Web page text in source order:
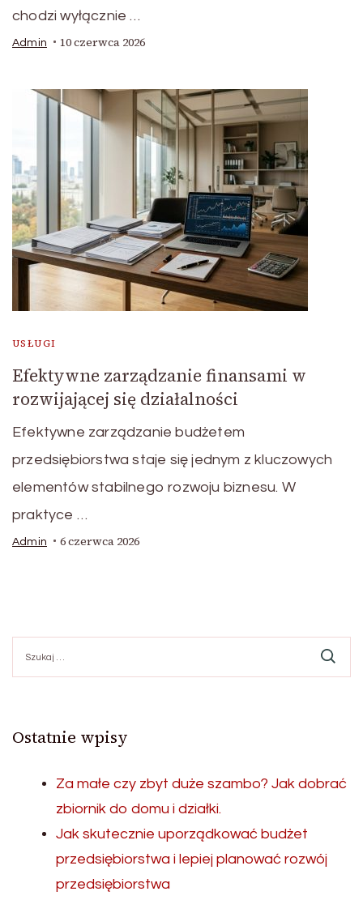
chodzi wyłącznie …
Admin 10 czerwca 2026
USŁUGI
Efektywne zarządzanie finansami w
rozwijającej się działalności
Efektywne zarządzanie budżetem
przedsiębiorstwa staje się jednym z kluczowych
elementów stabilnego rozwoju biznesu. W
praktyce …
Admin 6 czerwca 2026
Ostatnie wpisy
Za małe czy zbyt duże szambo? Jak dobrać
zbiornik do domu i działki.
Jak skutecznie uporządkować budżet
przedsiębiorstwa i lepiej planować rozwój
przedsiębiorstwa